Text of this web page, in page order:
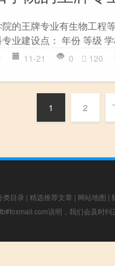
的王牌专业有生物工程
业建设点： 年份 等级
11-21 0 120
1 2
类目录 | 精选推荐文章 | 网站地图 |
说明，我们会及时纠